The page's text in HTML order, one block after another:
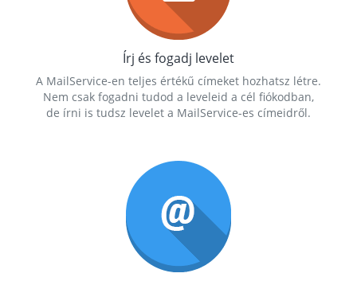
Írj és fogadj levelet
A MailService-en teljes értékű címeket hozhatsz létre.
Nem csak fogadni tudod a leveleid a cél fiókodban,
de írni is tudsz levelet a MailService-es címeidről.